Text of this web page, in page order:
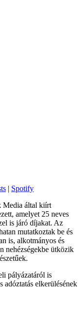
| Spotify
Media által kiírt
amelyet 25 neves
is járó díjakat. Az
mutatkoztak be és
is, alkotmányos és
nehézségekbe ütközik
pályázatáról is
adóztatás elkerülésének